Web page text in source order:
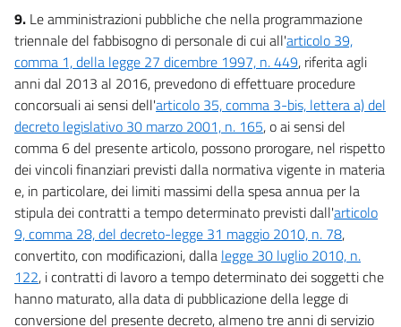
9. Le amministrazioni pubbliche che nella programmazione
triennale del fabbisogno di personale di cui all'articolo 39,
comma 1, della legge 27 dicembre 1997, n. 449, riferita agli
anni dal 2013 al 2016, prevedono di effettuare procedure
concorsuali ai sensi dell'articolo 35, comma 3-bis, lettera a) del
decreto legislativo 30 marzo 2001, n. 165, o ai sensi del
comma 6 del presente articolo, possono prorogare, nel rispetto
dei vincoli finanziari previsti dalla normativa vigente in materia
e, in particolare, dei limiti massimi della spesa annua per la
stipula dei contratti a tempo determinato previsti dall'articolo
9, comma 28, del decreto-legge 31 maggio 2010, n. 78,
convertito, con modificazioni, dalla legge 30 luglio 2010, n.
122, i contratti di lavoro a tempo determinato dei soggetti che
hanno maturato, alla data di pubblicazione della legge di
conversione del presente decreto, almeno tre anni di servizio